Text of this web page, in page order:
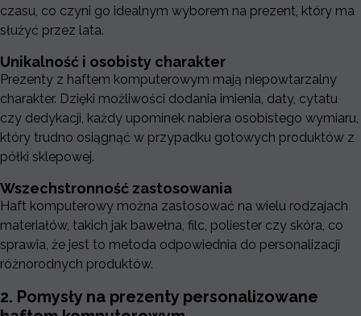
czasu, co czyni go idealnym wyborem na prezent, który ma
służyć przez lata.
Unikalność i osobisty charakter
Prezenty z haftem komputerowym mają niepowtarzalny
charakter. Dzięki możliwości dodania imienia, daty, cytatu
czy dedykacji, każdy upominek nabiera osobistego wymiaru,
który trudno osiągnąć w przypadku gotowych produktów z
półki sklepowej.
Wszechstronność zastosowania
Haft komputerowy można zastosować na wielu rodzajach
materiałów, takich jak bawełna, filc, poliester czy skóra, co
sprawia, że jest to metoda odpowiednia do personalizacji
różnorodnych produktów.
2. Pomysły na prezenty personalizowane